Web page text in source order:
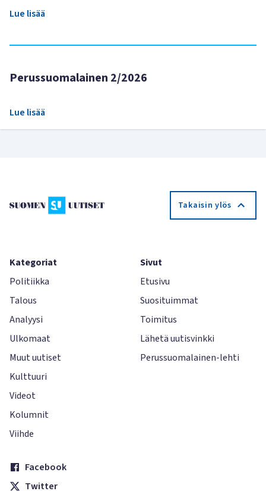
Lue lisää
Perussuomalainen 2/2026
Lue lisää
Takaisin ylös
Kategoriat
Politiikka
Talous
Analyysi
Ulkomaat
Muut uutiset
Kulttuuri
Videot
Kolumnit
Viihde
Sivut
Etusivu
Suosituimmat
Toimitus
Lähetä uutisvinkki
Perussuomalainen-lehti
Facebook
Twitter